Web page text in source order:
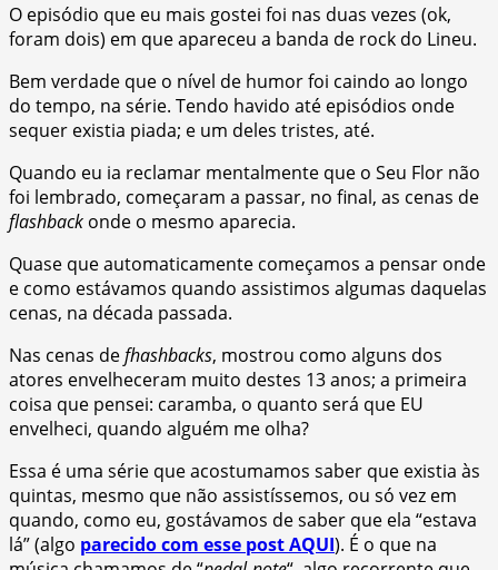
O episódio que eu mais gostei foi nas duas vezes (ok,
foram dois) em que apareceu a banda de rock do Lineu.
Bem verdade que o nível de humor foi caindo ao longo
do tempo, na série. Tendo havido até episódios onde
sequer existia piada; e um deles tristes, até.
Quando eu ia reclamar mentalmente que o Seu Flor não
foi lembrado, começaram a passar, no final, as cenas de
flashback onde o mesmo aparecia.
Quase que automaticamente começamos a pensar onde
e como estávamos quando assistimos algumas daquelas
cenas, na década passada.
Nas cenas defhashbacks, mostrou como alguns dos
atores envelheceram muito destes 13 anos; a primeira
coisa que pensei: caramba, o quanto será que EU
envelheci, quando alguém me olha?
Essa é uma série que acostumamos saber que existia às
quintas, mesmo que não assistíssemos, ou só vez em
quando, como eu, gostávamos de saber que ela “estava
lá” (algo parecido com esse post AQUI). É o que na